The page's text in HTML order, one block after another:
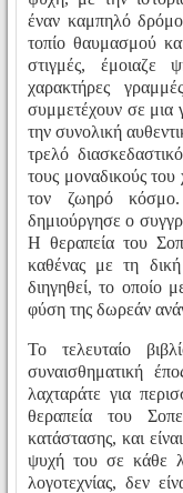
έναν καμπηλό
τοπίο θαυμασμού
στιγμές, έμοιαζε
χαρακτήρες
συμμετέχουν σε μια
την συνολική
τρελό
τους μοναδικούς
τον ζωηρό
δημιούργησε ο
Η θεραπεία του
καθένας με τη
διηγηθεί, το οποίο
φύση της δωρεάν
Το τελευταίο
συναισθηματική
λαχταράτε για
θεραπεία του
κατάστασης, και
ψυχή του σε κάθε
λογοτεχνίας, δεν